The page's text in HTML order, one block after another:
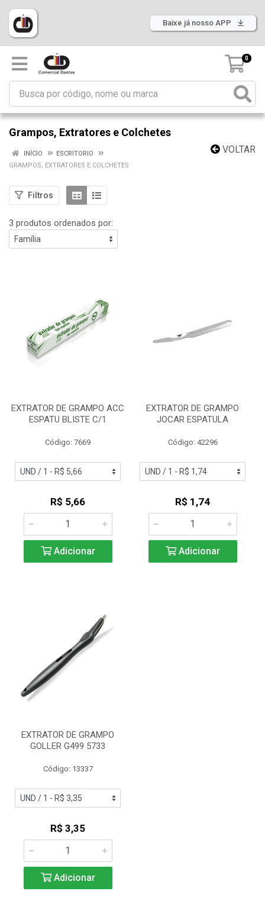
Baixe já nosso APP
0
Grampos, Extratores e Colchetes
VOLTAR
INÍCIO
ESCRITORIO
GRAMPOS, EXTRATORES E COLCHETES
Filtros
3 produtos ordenados por:
EXTRATOR DE GRAMPO ACC
ESPATU BLISTE C/1
Código: 7669
R$ 5,66
Adicionar
EXTRATOR DE GRAMPO
JOCAR ESPATULA
Código: 42296
R$ 1,74
Adicionar
EXTRATOR DE GRAMPO
GOLLER G499 5733
Código: 13337
R$ 3,35
Adicionar